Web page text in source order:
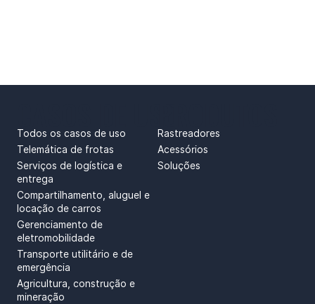
Todos os casos de uso
Telemática de frotas
Serviços de logística e
entrega
Compartilhamento, aluguel e
locação de carros
Gerenciamento de
eletromobilidade
Transporte utilitário e de
emergência
Agricultura, construção e
mineração
Rastreadores
Acessórios
Soluções